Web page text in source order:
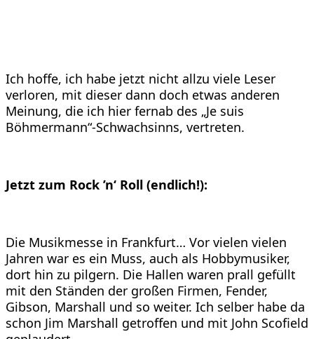
Ich hoffe, ich habe jetzt nicht allzu viele Leser
verloren, mit dieser dann doch etwas anderen
Meinung, die ich hier fernab des „Je suis
Böhmermann“-Schwachsinns, vertreten.
Jetzt zum Rock ’n‘ Roll (endlich!):
Die Musikmesse in Frankfurt… Vor vielen vielen
Jahren war es ein Muss, auch als Hobbymusiker,
dort hin zu pilgern. Die Hallen waren prall gefüllt
mit den Ständen der großen Firmen, Fender,
Gibson, Marshall und so weiter. Ich selber habe da
schon Jim Marshall getroffen und mit John Scofield